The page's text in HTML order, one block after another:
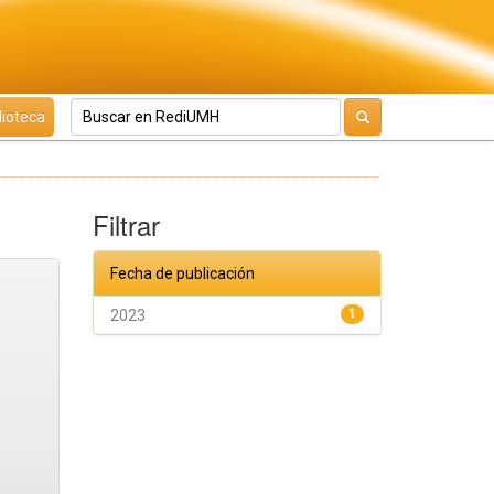
Filtrar
Fecha de publicación
1
2023